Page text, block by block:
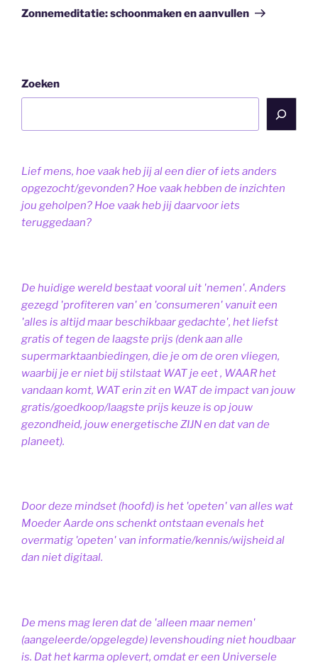
bericht
Zonnemeditatie: schoonmaken en aanvullen
Zoeken
Lief mens, hoe vaak heb jij al een dier of iets anders
opgezocht/gevonden? Hoe vaak hebben de inzichten
jou geholpen? Hoe vaak heb jij daarvoor iets
teruggedaan?
De huidige wereld bestaat vooral uit 'nemen'. Anders
gezegd 'profiteren van' en 'consumeren' vanuit een
'alles is altijd maar beschikbaar gedachte', het liefst
gratis of tegen de laagste prijs (denk aan alle
supermarktaanbiedingen, die je om de oren vliegen,
waarbij je er niet bij stilstaat WAT je eet , WAAR het
vandaan komt, WAT erin zit en WAT de impact van jouw
gratis/goedkoop/laagste prijs keuze is op jouw
gezondheid, jouw energetische ZIJN en dat van de
planeet).
Door deze mindset (hoofd) is het 'opeten' van alles wat
Moeder Aarde ons schenkt ontstaan evenals het
overmatig 'opeten' van informatie/kennis/wijsheid al
dan niet digitaal.
De mens mag leren dat de 'alleen maar nemen'
(aangeleerde/opgelegde) levenshouding niet houdbaar
is. Dat het karma oplevert, omdat er een Universele